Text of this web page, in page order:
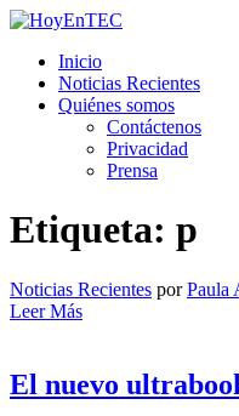
Saltar
contenido.
Inicio
Noticias Recientes
Quiénes somos
Contáctenos
Privacidad
Prensa
Etiqueta: p
Noticias Recientes porPaula
Leer Más
El nuevo